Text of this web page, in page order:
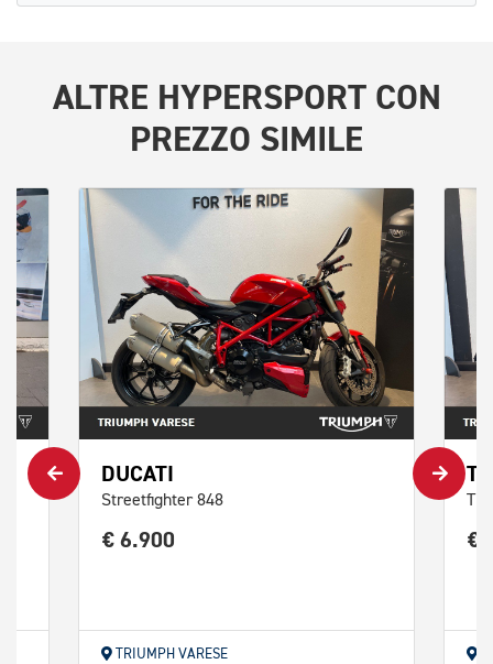
ALTRE HYPERSPORTCON
PREZZO SIMILE
DUCATI
Streetfighter 848
€ 6.900
TRIUMPH VARESE
€